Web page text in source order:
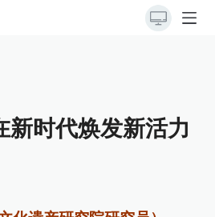
新时代焕发新活力